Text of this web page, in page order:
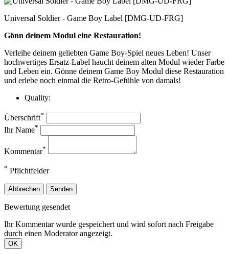
Universal Soldier - Game Boy Label [DMG-UD-FRG]
Gönn deinem Modul eine Restauration!
Verleihe deinem geliebten Game Boy-Spiel neues Leben! Unser
hochwertiges Ersatz-Label haucht deinem alten Modul wieder Farbe
und Leben ein. Gönne deinem Game Boy Modul diese Restauration
und erlebe noch einmal die Retro-Gefühle von damals!
Quality:
Überschrift*
Ihr Name*
Kommentar*
* Pflichtfelder
Abbrechen Senden
Bewertung gesendet
Ihr Kommentar wurde gespeichert und wird sofort nach Freigabe
durch einen Moderator angezeigt.
OK